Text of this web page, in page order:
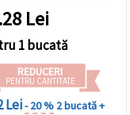
Lei
1 bucată
REDUCERI
PENTRU CANTITATE
Lei- 20 % 2 bucată +